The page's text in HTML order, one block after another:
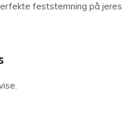
feststemning på jeres